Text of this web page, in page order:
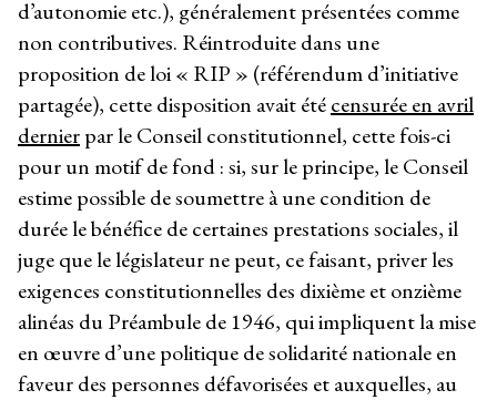
d’autonomie etc.), généralement présentées comme
non contributives. Réintroduite dans une
proposition de loi « RIP » (référendum d’initiative
partagée), cette disposition avait étécensurée en avril
dernierpar le Conseil constitutionnel, cette fois-ci
pour un motif de fond : si, sur le principe, le Conseil
estime possible de soumettre à une condition de
durée le bénéfice de certaines prestations sociales, il
juge que le législateur ne peut, ce faisant, priver les
exigences constitutionnelles des dixième et onzième
alinéas du Préambule de 1946, qui impliquent la mise
en œuvre d’une politique de solidarité nationale en
faveur des personnes défavorisées et auxquelles, au